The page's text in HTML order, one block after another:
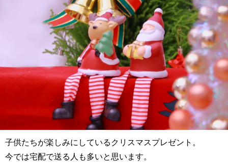
子供たちが楽しみにしているクリスマスプレゼント。
今では宅配で送る人も多いと思います。